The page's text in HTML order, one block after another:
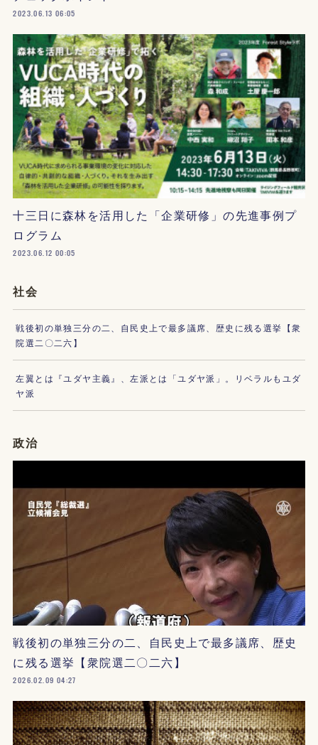
2023.06.13 06:05
十三日に森林を活用した「企業研修」の先進事例プ
ログラム
2023.06.12 00:05
社会
戦後初の単独三分の二、自民史上で最多議席、歴史に残る選挙【衆
院選二〇二六】
左翼とは『ユダヤ主義』、左派とは「ユダヤ派」。リベラルもユダ
ヤ派
政治
戦後初の単独三分の二、自民史上で最多議席、歴史
に残る選挙【衆院選二〇二六】
2026.02.09 04:27